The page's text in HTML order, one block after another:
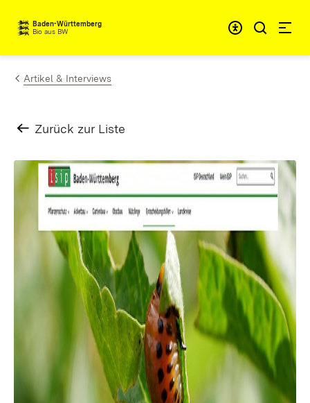
Zum Inhalt springen
Baden-Württemberg
Bio aus BW
Artikel & Interviews
Zurück zur Liste